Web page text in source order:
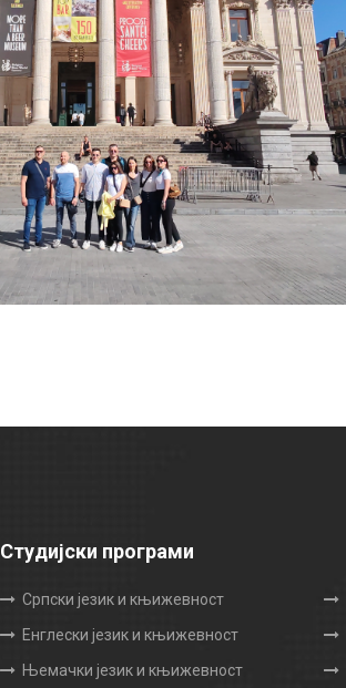
Студијски програми
Српски језик и књижевност
Енглески језик и књижевност
Њемачки језик и књижевност